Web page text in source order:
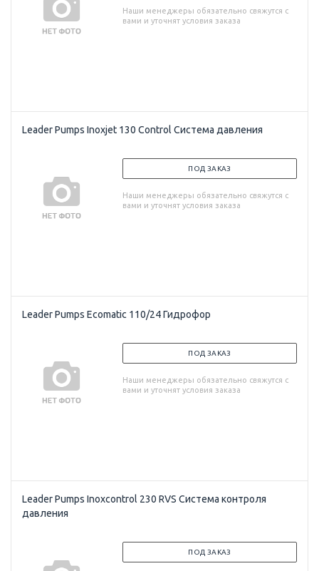
Наши менеджеры обязательно свяжутся с
вами и уточнят условия заказа
Leader Pumps Inoxjet 130 Control Система давления
ПОД ЗАКАЗ
Наши менеджеры обязательно свяжутся с
вами и уточнят условия заказа
Leader Pumps Ecomatic 110/24 Гидрофор
ПОД ЗАКАЗ
Наши менеджеры обязательно свяжутся с
вами и уточнят условия заказа
Leader Pumps Inoxcontrol 230 RVS Система контроля
давления
ПОД ЗАКАЗ